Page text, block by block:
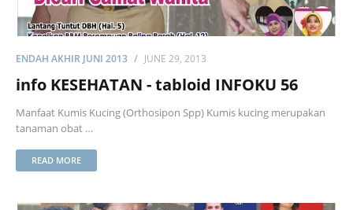
ENDAH AKHIR JUNI 2013 JUNE 29, 2013
info KESEHATAN - tabloid INFOKU 56
Manfaat Kumis Kucing (Orthosipon Spp) Kumis kucing merupakan
tanaman obat …
READ MORE